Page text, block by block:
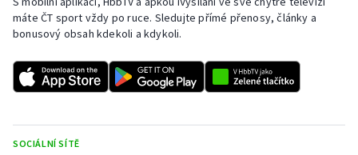
Rychlostní kanoistika
Short track
Stolní tenis
máte ČT sport vždy po ruce. Sledujte přímé přenosy, články a
bonusový obsah kdekoli a kdykoli.
SOCIÁLNÍ SÍTĚ